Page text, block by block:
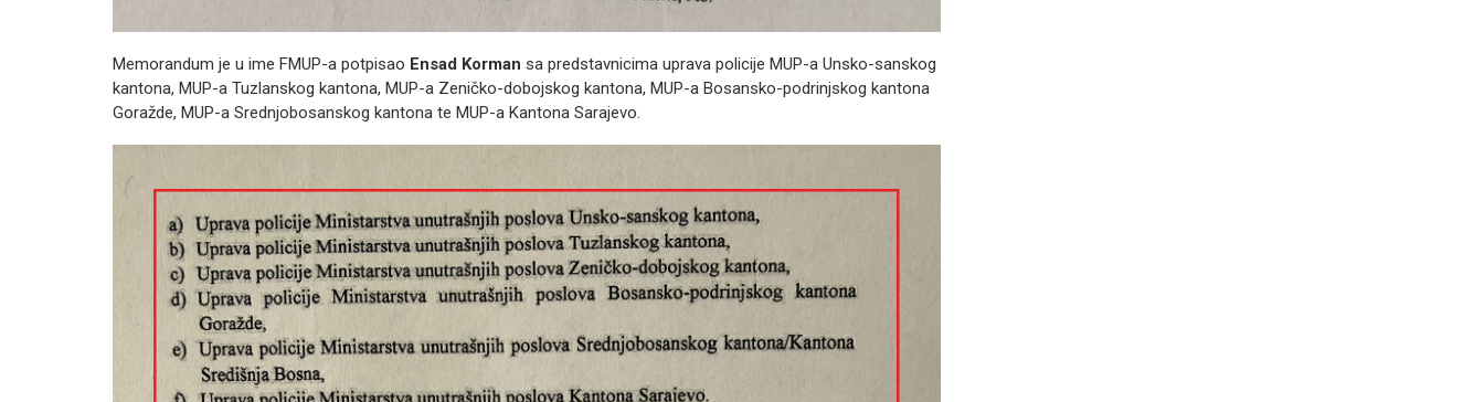
Memorandum je u ime FMUP-a potpisao Ensad Korman sa predstavnicima uprava policije MUP-a Unsko-sanskog
kantona, MUP-a Tuzlanskog kantona, MUP-a Zeničko-dobojskog kantona, MUP-a Bosansko-podrinjskog kantona
Goražde, MUP-a Srednjobosanskog kantona te MUP-a Kantona Sarajevo.